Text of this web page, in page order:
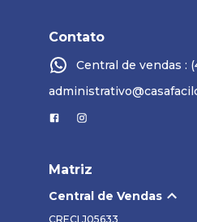
Contato
Central de vendas :
Matriz
Central de Vendas
CRECI J05633